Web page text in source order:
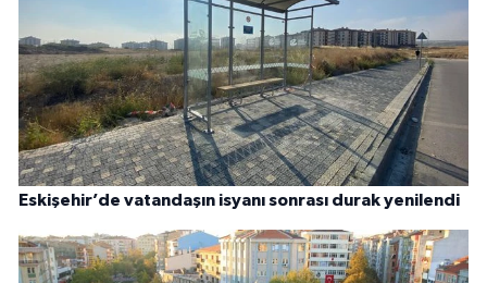
Eskişehir’de vatandaşın isyanı sonrası durak yenilendi